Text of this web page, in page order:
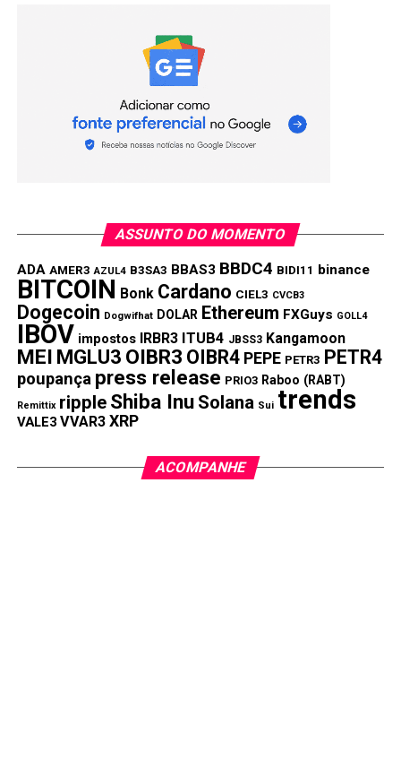
de 2024: Bonk (BONK), Pepe (PEPE) e KangaMoon
ASSUNTO DO MOMENTO
ADA AMER3 AZUL4 B3SA3 BBAS3 BBDC4 BIDI11 binance
BITCOIN Bonk Cardano CIEL3 CVCB3
Dogecoin Dogwifhat DOLAR Ethereum FXGuys GOLL4
IBOV impostos IRBR3 ITUB4 JBSS3 Kangamoon
MEI MGLU3 OIBR3 OIBR4 PEPE PETR3 PETR4
poupança press release PRIO3 Raboo (RABT)
Remittix ripple Shiba Inu Solana Sui trends
VALE3 VVAR3 XRP
ACOMPANHE